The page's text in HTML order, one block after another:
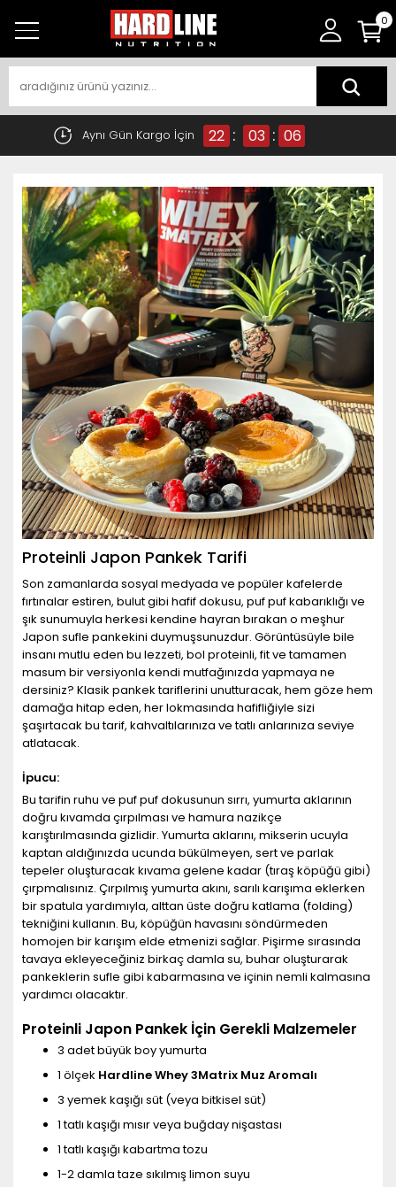
0
Aynı Gün Kargo İçin 22 : 03 : 06
Proteinli Japon Pankek Tarifi
Son zamanlarda sosyal medyada ve popüler kafelerde
fırtınalar estiren, bulut gibi hafif dokusu, puf puf kabarıklığı ve
şık sunumuyla herkesi kendine hayran bırakan o meşhur
Japon sufle pankekini duymuşsunuzdur. Görüntüsüyle bile
insanı mutlu eden bu lezzeti, bol proteinli, fit ve tamamen
masum bir versiyonla kendi mutfağınızda yapmaya ne
dersiniz? Klasik pankek tariflerini unutturacak, hem göze hem
damağa hitap eden, her lokmasında hafifliğiyle sizi
şaşırtacak bu tarif, kahvaltılarınıza ve tatlı anlarınıza seviye
atlatacak.
İpucu:
Bu tarifin ruhu ve puf puf dokusunun sırrı, yumurta aklarının
doğru kıvamda çırpılması ve hamura nazikçe
karıştırılmasında gizlidir. Yumurta aklarını, mikserin ucuyla
kaptan aldığınızda ucunda bükülmeyen, sert ve parlak
tepeler oluşturacak kıvama gelene kadar (tıraş köpüğü gibi)
çırpmalısınız. Çırpılmış yumurta akını, sarılı karışıma eklerken
bir spatula yardımıyla, alttan üste doğru katlama (folding)
tekniğini kullanın. Bu, köpüğün havasını söndürmeden
homojen bir karışım elde etmenizi sağlar. Pişirme sırasında
tavaya ekleyeceğiniz birkaç damla su, buhar oluşturarak
pankeklerin sufle gibi kabarmasına ve içinin nemli kalmasına
yardımcı olacaktır.
Proteinli Japon Pankek İçin Gerekli Malzemeler
3 adet büyük boy yumurta
1 ölçek Hardline Whey 3Matrix Muz Aromalı
3 yemek kaşığı süt (veya bitkisel süt)
1 tatlı kaşığı mısır veya buğday nişastası
1 tatlı kaşığı kabartma tozu
1-2 damla taze sıkılmış limon suyu